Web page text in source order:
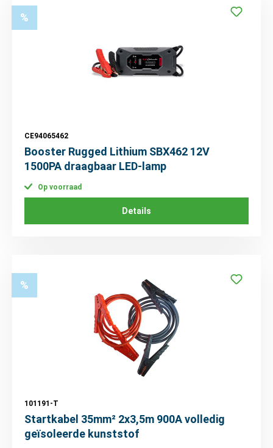
%
CE94065462
Booster Rugged Lithium SBX462 12V
1500PA draagbaar LED-lamp
Op voorraad
Details
%
101191-T
Startkabel 35mm² 2x3,5m 900A volledig
geïsoleerde kunststof